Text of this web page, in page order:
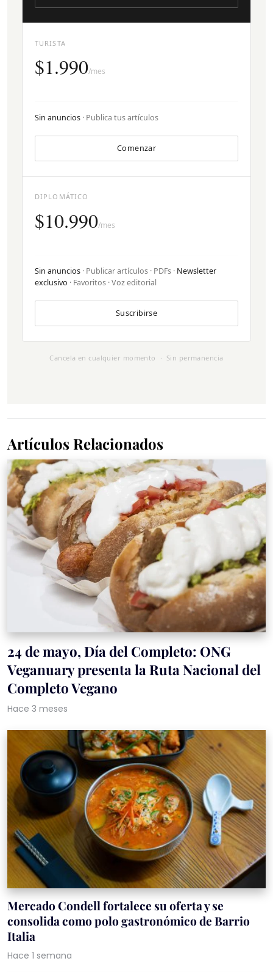
TURISTA
$1.990/mes
Sin anuncios · Publica tus artículos
Comenzar
DIPLOMÁTICO
$10.990/mes
Sin anuncios · Publicar artículos · PDFs · Newsletter
exclusivo · Favoritos · Voz editorial
Suscribirse
Cancela en cualquier momento · Sin permanencia
Artículos Relacionados
24 de mayo, Día del Completo: ONG
Veganuary presenta la Ruta Nacional del
Completo Vegano
Hace 3 meses
Mercado Condell fortalece su oferta y se
consolida como polo gastronómico de Barrio
Italia
Hace 1 semana